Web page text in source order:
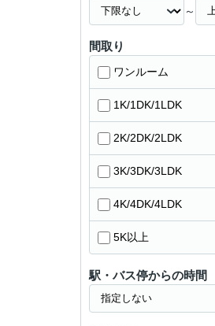
～
間取り
ワンルーム
1K/1DK/1LDK
2K/2DK/2LDK
3K/3DK/3LDK
4K/4DK/4LDK
5K以上
駅・バス停からの時間